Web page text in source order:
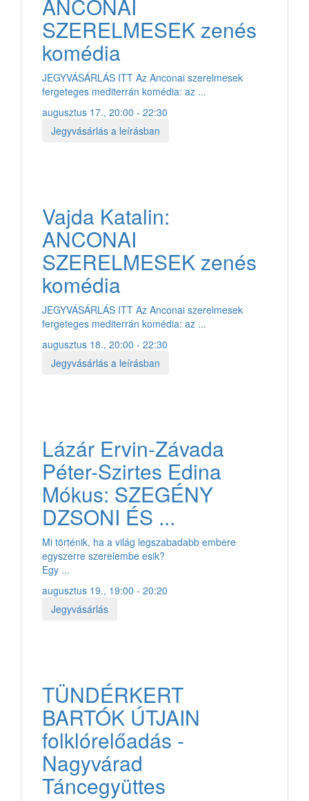
ANCONAI
SZERELMESEK zenés
komédia
JEGYVÁSÁRLÁS ITT Az Anconai szerelmesek
fergeteges mediterrán komédia: az ...
augusztus 17., 20:00 - 22:30
Jegyvásárlás a leírásban
Vajda Katalin:
ANCONAI
SZERELMESEK zenés
komédia
JEGYVÁSÁRLÁS ITT Az Anconai szerelmesek
fergeteges mediterrán komédia: az ...
augusztus 18., 20:00 - 22:30
Jegyvásárlás a leírásban
Lázár Ervin-Závada
Péter-Szirtes Edina
Mókus: SZEGÉNY
DZSONI ÉS ...
Mi történik, ha a világ legszabadabb embere
egyszerre szerelembe esik?
Egy ...
augusztus 19., 19:00 - 20:20
Jegyvásárlás
TÜNDÉRKERT
BARTÓK ÚTJAIN
folklórelőadás -
Nagyvárad
Táncegyüttes